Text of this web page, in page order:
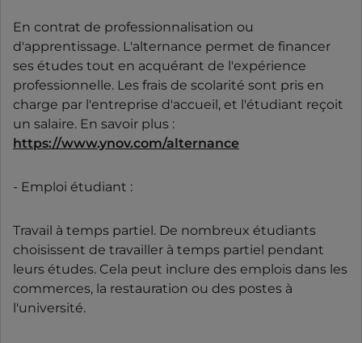
En contrat de professionnalisation ou
d'apprentissage. L'alternance permet de financer
ses études tout en acquérant de l'expérience
professionnelle. Les frais de scolarité sont pris en
charge par l'entreprise d'accueil, et l'étudiant reçoit
un salaire. En savoir plus :
https://www.ynov.com/alternance
- Emploi étudiant :
Travail à temps partiel. De nombreux étudiants
choisissent de travailler à temps partiel pendant
leurs études. Cela peut inclure des emplois dans les
commerces, la restauration ou des postes à
l'université.